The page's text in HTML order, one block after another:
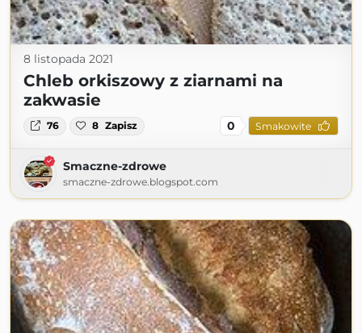
8 listopada 2021
Chleb orkiszowy z ziarnami na
zakwasie
76 8 Zapisz 0 Smakowite
Smaczne-zdrowe
smaczne-zdrowe.blogspot.com